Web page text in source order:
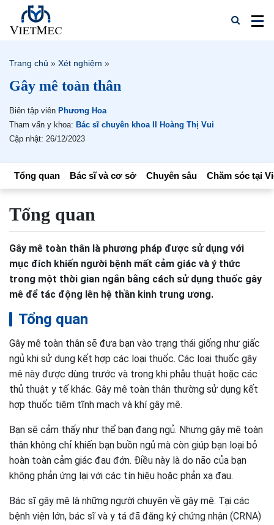
Trang chủ » Xét nghiệm »
Gây mê toàn thân
Biên tập viên Phương Hoa
Tham vấn y khoa: Bác sĩ chuyên khoa II Hoàng Thị Vui
Cập nhật: 26/12/2023
Tổng quan Bác sĩ và cơ sở Chuyên sâu Chăm sóc tại
Tổng quan
Gây mê toàn thân là phương pháp được sử dụng với
mục đích khiến người bệnh mất cảm giác và ý thức
trong một thời gian ngắn bằng cách sử dụng thuốc gây
mê để tác động lên hệ thần kinh trung ương.
Tổng quan
Gây mê toàn thân sẽ đưa bạn vào trạng thái giống như giấc
ngủ khi sử dụng kết hợp các loại thuốc. Các loại thuốc gây
mê này được dùng trước và trong khi phẫu thuật hoặc các
thủ thuật y tế khác. Gây mê toàn thân thường sử dụng kết
hợp thuốc tiêm tĩnh mạch và khí gây mê.
Bạn sẽ cảm thấy như thể bạn đang ngủ. Nhưng gây mê toàn
thân không chỉ khiến bạn buồn ngủ mà còn giúp bạn loại bỏ
hoàn toàn cảm giác đau đớn. Điều này là do não của bạn
không phản ứng lại với các tín hiệu hoặc phản xạ đau.
Bác sĩ gây mê là những người chuyên về gây mê. Tại các
bệnh viện lớn, bác sĩ và y tá đã đăng ký chứng nhận (CRNA)